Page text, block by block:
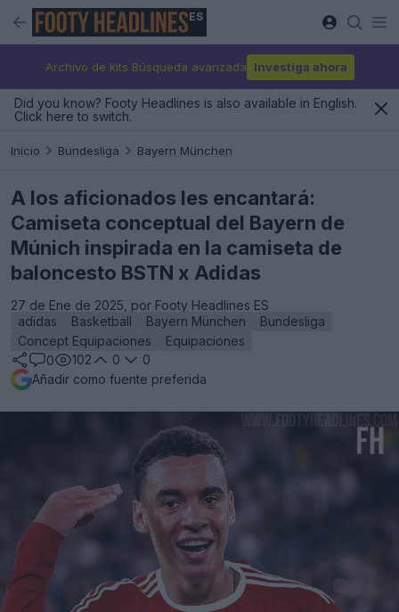
ES
Archivo de kits Búsqueda avanzada Investiga ahora
Did you know? Footy Headlines is also available in English.
Click here to switch.
Inicio Bundesliga Bayern München
A los aficionados les encantará:
Camiseta conceptual del Bayern de
Múnich inspirada en la camiseta de
baloncesto BSTN x Adidas
27 de Ene de 2025, por Footy Headlines ES
adidas
Basketball Bayern München
Bundesliga
Concept Equipaciones
Equipaciones
0
102 0
0
Añadir como fuente preferida